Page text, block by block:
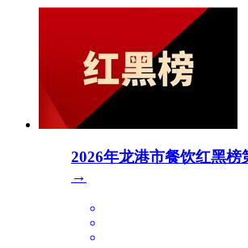
2026年龙港市餐饮红黑榜
→